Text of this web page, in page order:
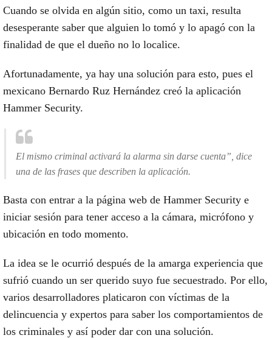
Cuando se olvida en algún sitio, como un taxi, resulta
desesperante saber que alguien lo tomó y lo apagó con la
finalidad de que el dueño no lo localice.
Afortunadamente, ya hay una solución para esto, pues el
mexicano Bernardo Ruz Hernández creó la aplicación
Hammer Security.
El mismo criminal activará la alarma sin darse cuenta”, dice
una de las frases que describen la aplicación.
Basta con entrar a la página web de Hammer Security e
iniciar sesión para tener acceso a la cámara, micrófono y
ubicación en todo momento.
La idea se le ocurrió después de la amarga experiencia que
sufrió cuando un ser querido suyo fue secuestrado. Por ello,
varios desarrolladores platicaron con víctimas de la
delincuencia y expertos para saber los comportamientos de
los criminales y así poder dar con una solución.